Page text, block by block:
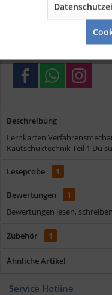
Kostenloser Versand ab
Verschiedene
Beschreibung
Lernkarten
Kautschuktechnik Teil 1 Du
Leseprobe 1
Bewertungen
1
Bewertungen lesen,
Zubehör 1
Ähnliche Artikel
Service Hotline